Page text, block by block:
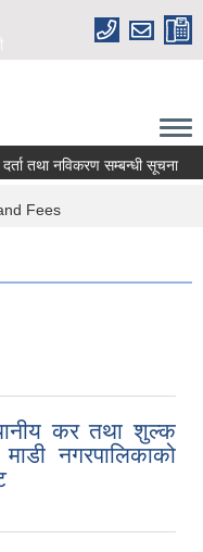
तथा नविकरण सम्बन्धी सूचना
Fees
कर तथा शुल्क
नगरपालिकाको